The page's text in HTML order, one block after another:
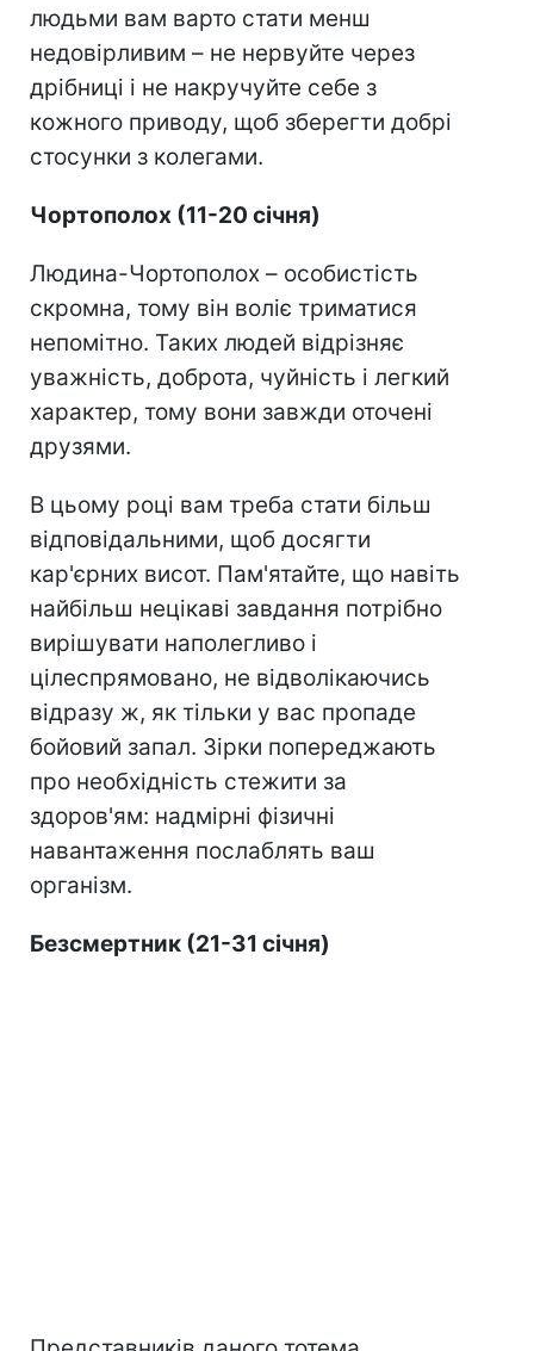
людьми вам варто стати менш
недовірливим – не нервуйте через
дрібниці і не накручуйте себе з
кожного приводу, щоб зберегти добрі
стосунки з колегами.
Чортополох (11-20 січня)
Людина-Чортополох – особистість
скромна, тому він воліє триматися
непомітно. Таких людей відрізняє
уважність, доброта, чуйність і легкий
характер, тому вони завжди оточені
друзями.
В цьому році вам треба стати більш
відповідальними, щоб досягти
кар'єрних висот. Пам'ятайте, що навіть
найбільш нецікаві завдання потрібно
вирішувати наполегливо і
цілеспрямовано, не відволікаючись
відразу ж, як тільки у вас пропаде
бойовий запал. Зірки попереджають
про необхідність стежити за
здоров'ям: надмірні фізичні
навантаження послаблять ваш
організм.
Безсмертник (21-31 січня)